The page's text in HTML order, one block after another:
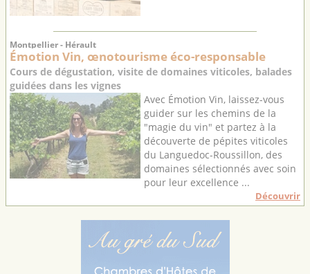
Montpellier - Hérault
Émotion Vin, œnotourisme éco-responsable
Cours de dégustation, visite de domaines viticoles, balades
guidées dans les vignes
Avec Émotion Vin, laissez-vous
guider sur les chemins de la
"magie du vin" et partez à la
découverte de pépites viticoles
du Languedoc-Roussillon, des
domaines sélectionnés avec soin
pour leur excellence ...
Découvrir